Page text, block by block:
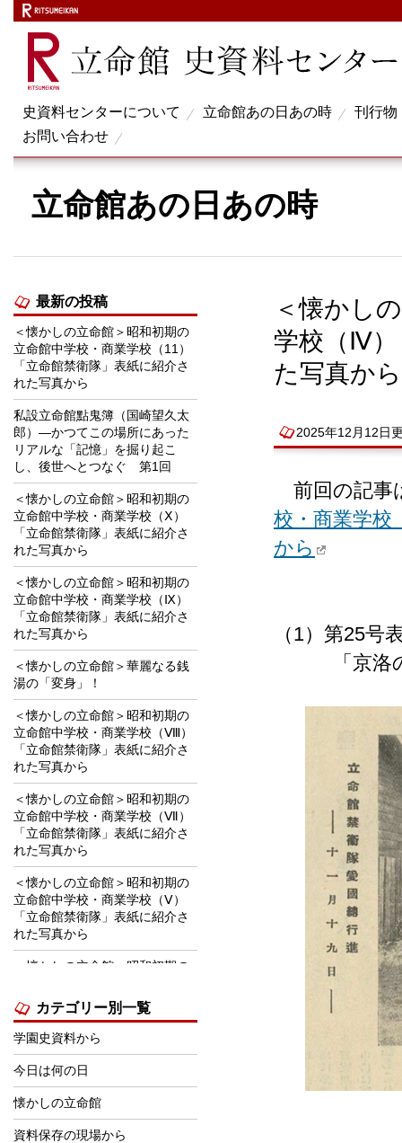
史資料センターについて 立命館あの日あの時
刊行物
お問い合わせ
立命館あの日あの時
＜懐かし
学校（Ⅳ）
た写真から
2025年12月12日
前回の記事
校・商業学校
から
（1）第25
「京洛の
最新の投稿
＜懐かしの立命館＞昭和初期の
立命館中学校・商業学校（11）
「立命館禁衛隊」表紙に紹介さ
れた写真から
私設立命館點鬼簿（国崎望久太
郎）―かつてこの場所にあった
リアルな「記憶」を掘り起こ
し、後世へとつなぐ 第1回
＜懐かしの立命館＞昭和初期の
立命館中学校・商業学校（Ⅹ）
「立命館禁衛隊」表紙に紹介さ
れた写真から
＜懐かしの立命館＞昭和初期の
立命館中学校・商業学校（Ⅸ）
「立命館禁衛隊」表紙に紹介さ
れた写真から
＜懐かしの立命館＞華麗なる銭
湯の「変身」！
＜懐かしの立命館＞昭和初期の
立命館中学校・商業学校（Ⅷ）
「立命館禁衛隊」表紙に紹介さ
れた写真から
＜懐かしの立命館＞昭和初期の
立命館中学校・商業学校（Ⅶ）
「立命館禁衛隊」表紙に紹介さ
れた写真から
＜懐かしの立命館＞昭和初期の
立命館中学校・商業学校（Ⅴ）
「立命館禁衛隊」表紙に紹介さ
れた写真から
＜懐かしの立命館＞昭和初期の
（Ⅵ） 「立命館禁衛隊」表紙
に紹介された写真から
＜学園史資料から＞1970年前後
の学生下宿事情
＜学園史資料から＞立命館学園
の建築・景観・デザイン等関連
賞の受賞について
カテゴリー別一覧
学園史資料から
今日は何の日
懐かしの立命館
資料保存の現場から